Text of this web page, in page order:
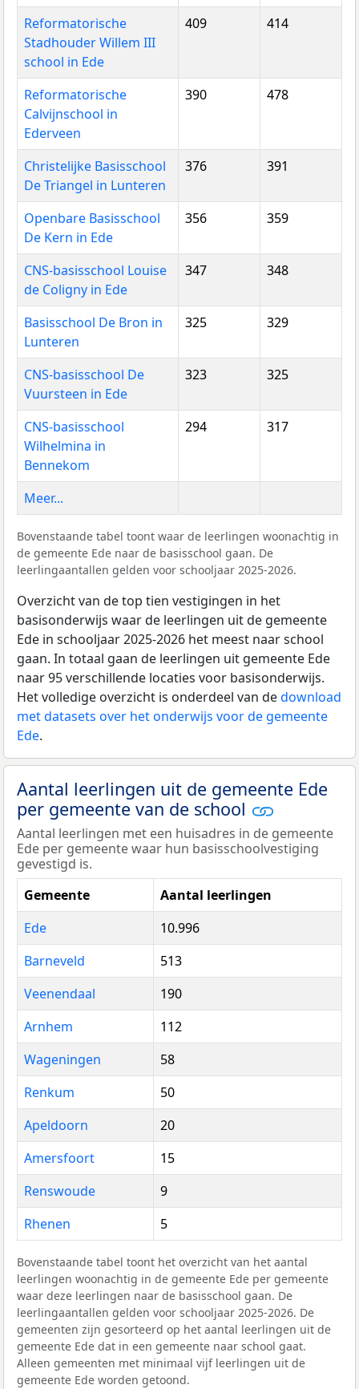
Reformatorische
Stadhouder Willem III
school in Ede
409 414
Reformatorische
Calvijnschool in
Ederveen
390 478
Christelijke Basisschool
De Triangel in Lunteren
376 391
Openbare Basisschool
De Kern in Ede
356 359
CNS-basisschool Louise
de Coligny in Ede
347 348
Basisschool De Bron in
Lunteren
325 329
CNS-basisschool De
Vuursteen in Ede
323 325
CNS-basisschool
Wilhelmina in
Bennekom
294 317
Meer...
Bovenstaande tabel toont waar de leerlingen woonachtig in
de gemeente Ede naar de basisschool gaan. De
leerlingaantallen gelden voor schooljaar 2025-2026.
Overzicht van de top tien vestigingen in het
basisonderwijs waar de leerlingen uit de gemeente
Ede in schooljaar 2025-2026 het meest naar school
gaan. In totaal gaan de leerlingen uit gemeente Ede
naar 95 verschillende locaties voor basisonderwijs.
Het volledige overzicht is onderdeel van dedownload
met datasets over het onderwijs voor de gemeente
Ede.
Aantal leerlingen uit de gemeente Ede
per gemeente van de school
Aantal leerlingen met een huisadres in de gemeente
Ede per gemeente waar hun basisschoolvestiging
gevestigd is.
Gemeente
Aantal leerlingen
Ede
10.996
Barneveld
513
Veenendaal
190
Arnhem
112
Wageningen
58
Renkum
50
Apeldoorn
20
Amersfoort
15
Renswoude
9
Rhenen
5
Bovenstaande tabel toont het overzicht van het aantal
leerlingen woonachtig in de gemeente Ede per gemeente
waar deze leerlingen naar de basisschool gaan. De
leerlingaantallen gelden voor schooljaar 2025-2026. De
gemeenten zijn gesorteerd op het aantal leerlingen uit de
gemeente Ede dat in een gemeente naar school gaat.
Alleen gemeenten met minimaal vijf leerlingen uit de
gemeente Ede worden getoond.